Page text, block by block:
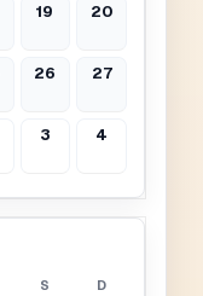
19 20
26 27
3 4
S D